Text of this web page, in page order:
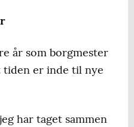
år som borgmester
tiden er inde til nye
har taget sammen